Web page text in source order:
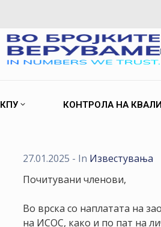
КПУ КОНТРОЛА НА
27.01.2025 - In Известувања
Почитувани членови,
Во врска со наплатата на
на ИСОС, како и по пат на